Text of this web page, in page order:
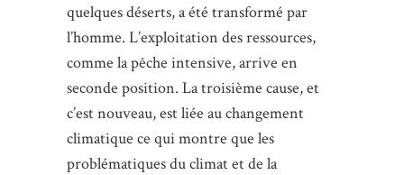
quelques déserts, a été transformé par
l’homme. L’exploitation des ressources,
comme la pêche intensive, arrive en
seconde position. La troisième cause, et
c’est nouveau, est liée au changement
climatique ce qui montre que les
problématiques du climat et de la